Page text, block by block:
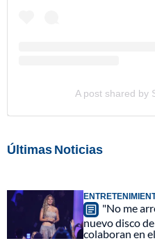
A post shared by
Últimas Noticias
"No me
nuevo disco
colaboran en